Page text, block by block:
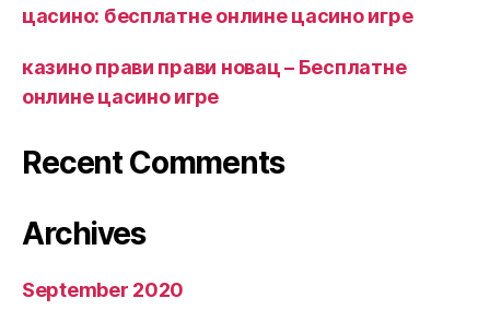
цасино: бесплатне онлине цасино игре
казино прави прави новац – Бесплатне
онлине цасино игре
Recent Comments
Archives
September 2020